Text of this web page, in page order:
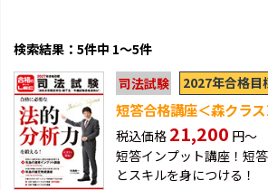
検索結果：5件中 1～5件
司法試験 2027年合格目
短答合格講座＜森クラス
税込価格 21,200 円～
短答インプット講座！短
とスキルを身につける！